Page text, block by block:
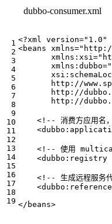
dubbo-consumer.xml
<?xml version="1.0"
<beans
xmlns="http://
xmlns:xsi=
xmlns:dubbo=
http://
<!-- 消费方应用名，
<!-- 使用
<dubbo:registry
<!-- 生成远程服务
<dubbo:reference
</beans>